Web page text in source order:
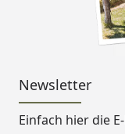
Newsletter
Einfach hier die